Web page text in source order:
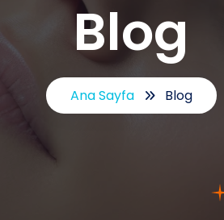
Blog
Ana Sayfa Blog